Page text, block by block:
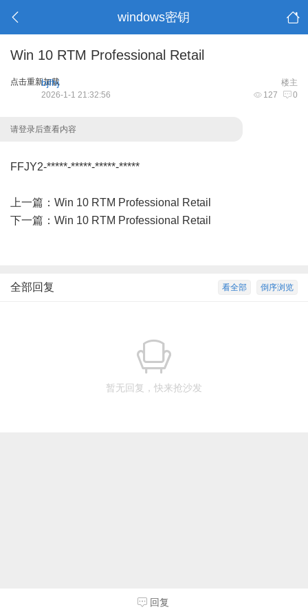
windows密钥
Win 10 RTM Professional Retail
点击重新加载 楼主
bjfhj
127 0
2026-1-1 21:32:56
请登录后查看内容
FFJY2-*****-*****-*****-*****
上一篇： Win 10 RTM Professional Retail
下一篇： Win 10 RTM Professional Retail
倒序浏览
看全部
全部回复
暂无回复，快来抢沙发
回复